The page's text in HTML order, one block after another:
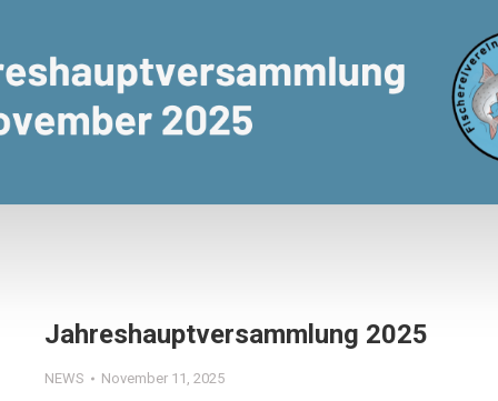
Jahreshauptversammlung 2025
NEWS November 11, 2025